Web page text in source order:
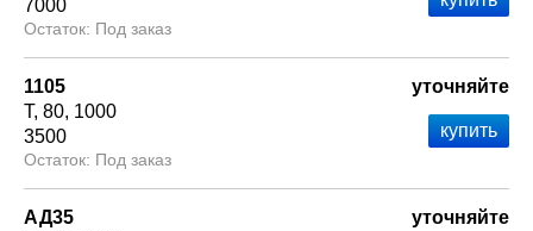
7000
Под заказ
1105
Т 80 1000
3500
Под заказ
уточняйте
АД35
уточняйте